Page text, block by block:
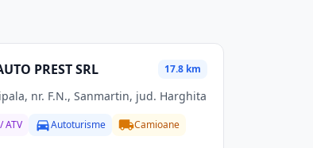
PREST SRL 17.8 km
nr. F.N., Sanmartin, jud. Harghita
ATV Autoturisme Camioane